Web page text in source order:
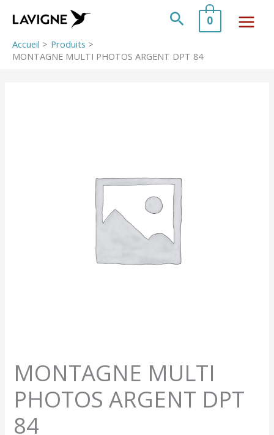
contenu
Rechercher
0
Accueil
Produits
MONTAGNE MULTI PHOTOS ARGENT DPT 84
MONTAGNE MULTI
PHOTOS ARGENT DPT
84